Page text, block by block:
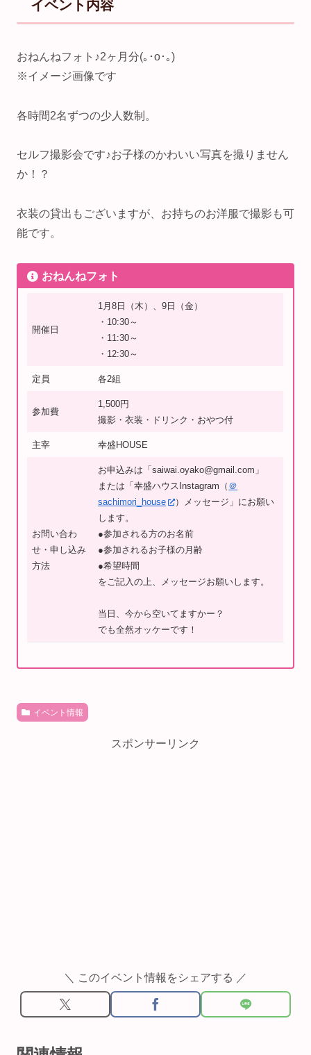
イベント内容
おねんねフォト♪2ヶ月分(｡･о･｡)
※イメージ画像です
各時間2名ずつの少人数制。
セルフ撮影会です♪お子様のかわいい写真を撮りません
か！？
衣装の貸出もございますが、お持ちのお洋服で撮影も可
能です。
おねんねフォト
開催日
1月8日（木）、9日（金）
・10:30～
・11:30～
・12:30～
定員 各2組
参加費
1,500円
撮影・衣装・ドリンク・おやつ付
主宰 幸盛HOUSE
お問い合わ
せ・申し込み
方法
お申込みは「saiwai.oyako@gmail.com」
または「幸盛ハウスInstagram（ ＠
sachimori_house
）メッセージ」にお願い
します。
●参加される方のお名前
●参加されるお子様の月齢
●希望時間
をご記入の上、メッセージお願いします。
当日、今から空いてますかー？
でも全然オッケーです！
イベント情報
スポンサーリンク
＼ このイベント情報をシェアする ／